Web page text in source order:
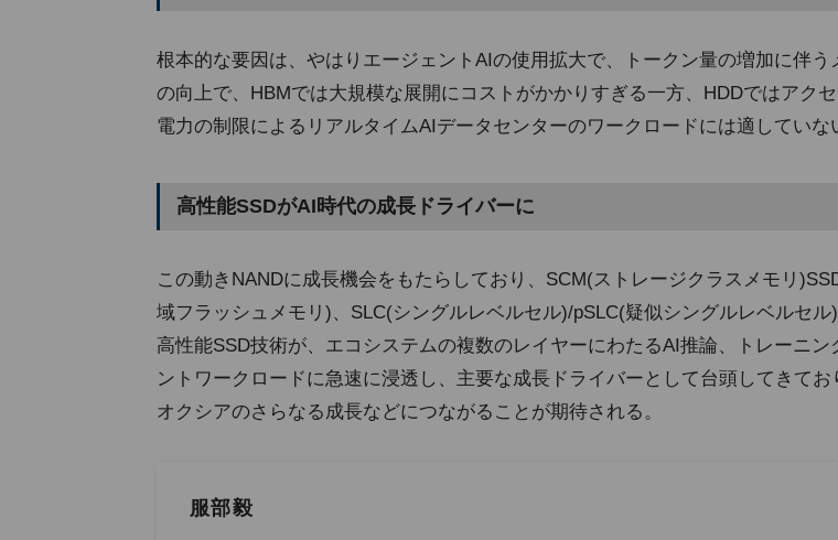
根本的な要因は、やはりエージェントAIの使用拡大で、トークン量の増加に伴う
の向上で、HBMでは大規模な展開にコストがかかりすぎる一方、HDDではアク
電力の制限によるリアルタイムAIデータセンターのワークロードには適していな
高性能SSDがAI時代の成長ドライバーに
この動きNANDに成長機会をもたらしており、SCM(ストレージクラスメモリ
域フラッシュメモリ)、SLC(シングルレベルセル)/pSLC(疑似シングルレベルセル
高性能SSD技術が、エコシステムの複数のレイヤーにわたるAI推論、トレーニン
ントワークロードに急速に浸透し、主要な成長ドライバーとして台頭してきてお
オクシアのさらなる成長などにつながることが期待される。
服部毅